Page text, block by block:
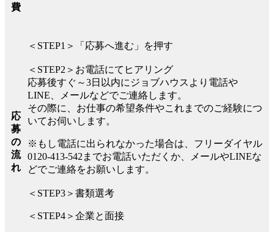
費
応
募
の
流
れ
＜STEP1＞「応募へ進む」を押す
＜STEP2＞お電話にてヒアリング
応募後すぐ～3日以内にジョブハウスより電話や
LINE、メールなどでご連絡します。
その際に、お仕事の希望条件やこれまでのご経験につ
いてお伺いします。
※もし電話に出られなかった場合は、フリーダイヤル
0120-413-542までお電話いただくか、メールやLINEな
どでご連絡をお願いします。
＜STEP3＞書類選考
＜STEP4＞企業と面接